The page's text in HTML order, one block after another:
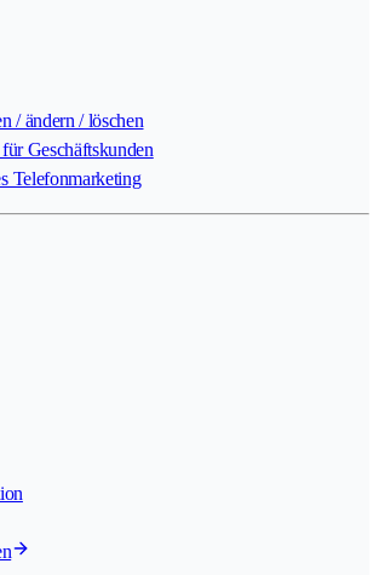
/ ändern / löschen
Geschäftskunden
Telefonmarketing